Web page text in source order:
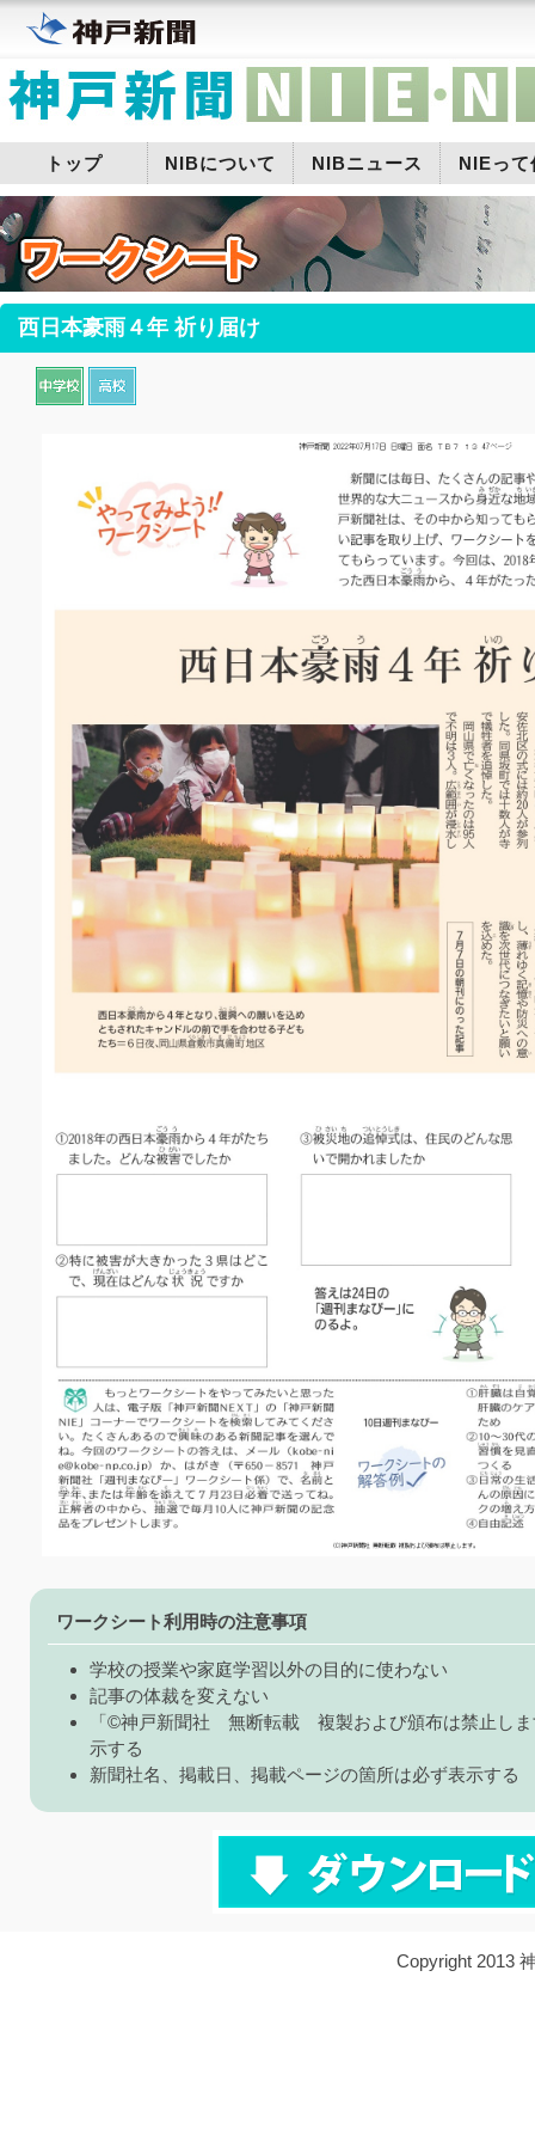
トップ NIBについて NIBニュース NIEって
西日本豪雨４年 祈り届け
ワークシート利用時の注意事項
学校の授業や家庭学習以外の目的に使わない
記事の体裁を変えない
「©神戸新聞社 無断転載 複製および頒布は禁止しま
示する
新聞社名、掲載日、掲載ページの箇所は必ず表示する
Copyright 2013